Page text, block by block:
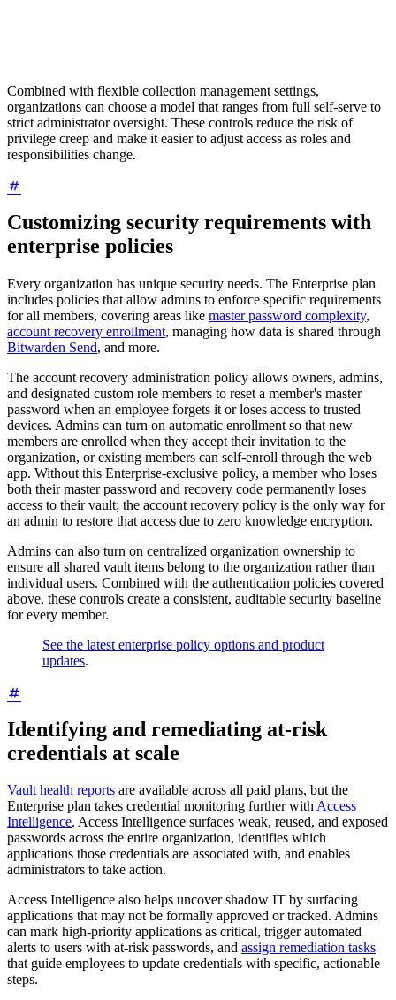
Combined with flexible collection management settings,
organizations can choose a model that ranges from full self-serve to
strict administrator oversight. These controls reduce the risk of
privilege creep and make it easier to adjust access as roles and
responsibilities change.
Customizing security requirements with
enterprise policies
Every organization has unique security needs. The Enterprise plan
includes policies that allow admins to enforce specific requirements
for all members, covering areas like master password complexity,
account recovery enrollment, managing how data is shared through
Bitwarden Send, and more.
The account recovery administration policy allows owners, admins,
and designated custom role members to reset a member's master
password when an employee forgets it or loses access to trusted
devices. Admins can turn on automatic enrollment so that new
members are enrolled when they accept their invitation to the
organization, or existing members can self-enroll through the web
app. Without this Enterprise-exclusive policy, a member who loses
both their master password and recovery code permanently loses
access to their vault; the account recovery policy is the only way for
an admin to restore that access due to zero knowledge encryption.
Admins can also turn on centralized organization ownership to
ensure all shared vault items belong to the organization rather than
individual users. Combined with the authentication policies covered
above, these controls create a consistent, auditable security baseline
for every member.
See the latest enterprise policy options and product
updates.
Identifying and remediating at-risk
credentials at scale
Vault health reports are available across all paid plans, but the
Enterprise plan takes credential monitoring further withAccess
Intelligence. Access Intelligence surfaces weak, reused, and exposed
passwords across the entire organization, identifies which
applications those credentials are associated with, and enables
administrators to take action.
Access Intelligence also helps uncover shadow IT by surfacing
applications that may not be formally approved or tracked. Admins
can mark high-priority applications as critical, trigger automated
alerts to users with at-risk passwords, and assign remediation tasks
that guide employees to update credentials with specific, actionable
steps.